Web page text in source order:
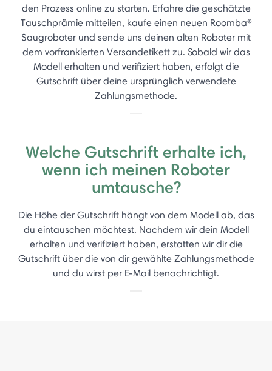
den Prozess online zu starten. Erfahre die geschätzte
Tauschprämie mitteilen, kaufe einen neuen Roomba®
Saugroboter und sende uns deinen alten Roboter mit
dem vorfrankierten Versandetikett zu. Sobald wir das
Modell erhalten und verifiziert haben, erfolgt die
Gutschrift über deine ursprünglich verwendete
Zahlungsmethode.
Welche Gutschrift erhalte ich,
wenn ich meinen Roboter
umtausche?
Die Höhe der Gutschrift hängt von dem Modell ab, das
du eintauschen möchtest. Nachdem wir dein Modell
erhalten und verifiziert haben, erstatten wir dir die
Gutschrift über die von dir gewählte Zahlungsmethode
und du wirst per E-Mail benachrichtigt.